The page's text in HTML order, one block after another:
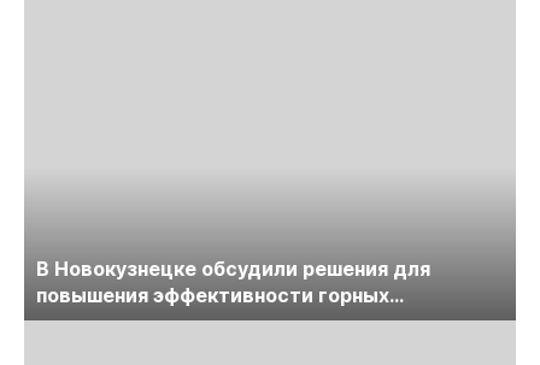
В Новокузнецке обсудили решения для
повышения эффективности горных
предприятий